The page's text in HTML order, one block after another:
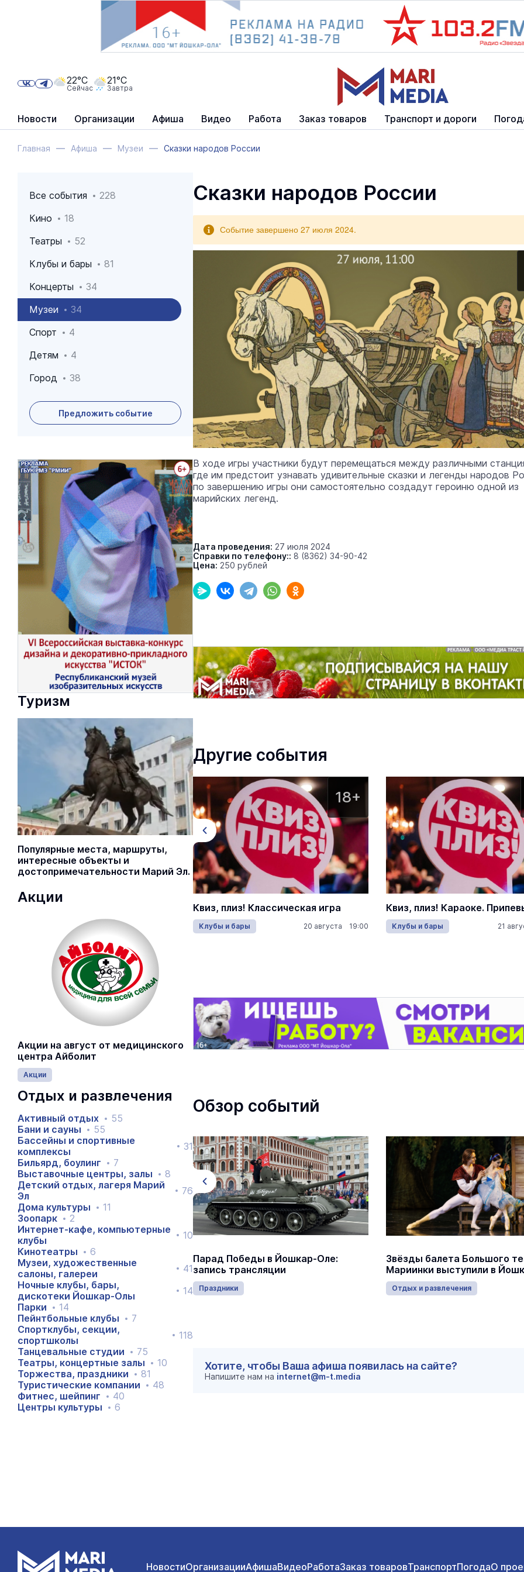
Новости Организации Афиша Видео Работа Заказ товаров Транспорт и дороги
22°C
Сейчас
21°C
Завтра
Главная Афиша Музеи Сказки народов России
Все события
228
Кино
18
Театры
52
Клубы и бары
81
Концерты
34
Музеи
34
Спорт
4
Детям
4
Город
38
Предложить событие
Архив событий
Туризм
Популярные места, маршруты,
интересные объекты и
достопримечательности Марий Эл.
Акции
Акции на август от медицинского
центра Айболит
Акции
Отдых и развлечения
Активный отдых
55
Бани и сауны
55
Бассейны и спортивные
комплексы
31
Бильярд, боулинг
7
Выставочные центры, залы
8
Детский отдых, лагеря Марий
Эл
76
Дома культуры
11
Зоопарк
2
Интернет-кафе, компьютерные
клубы
10
Кинотеатры
6
Музеи, художественные
салоны, галереи
41
Ночные клубы, бары,
дискотеки Йошкар-Олы
14
Парки
14
Пейнтбольные клубы
7
Спортклубы, секции,
спортшколы
118
Танцевальные студии
75
Театры, концертные залы
10
Торжества, праздники
81
Туристические компании
48
Фитнес, шейпинг
40
Центры культуры
6
Сказки народов России
Событие завершено 27 июля 2024.
В ходе игры участники будут перемещаться между различными
где им предстоит узнавать удивительные сказки и легенды народов
по завершению игры они самостоятельно создадут героиню одной из
марийских легенд.
Дата проведения: 27 июля 2024
Справки по телефону:: 8 (8362) 34-90-42
Цена: 250 рублей
Другие события
18+
Квиз, плиз! Новички
19 августа 19:00
18+
Квиз, плиз! Классическая игра
Клубы и бары 20 августа 19:00
Квиз, плиз! Караоке.
Клубы и бары 21
Обзор событий
Йошкар-Олу закружили в
«Севастопольском вальсе»
Отдых и развлечения
Парад Победы в Йошкар-Оле:
запись трансляции
Праздники
Звёзды балета Большого
Мариинки выступили в
Отдых и развлечения
Хотите, чтобы Ваша афиша появилась на сайте?
Напишите нам на internet@m-t.media
«Солдатики называли меня мама
Марийский государственный
оперы и балета им.Э.Сапаева
проведение спектаклей,
и балетов
НовостиОрганизацииАфишаВидеоРаботаЗаказ товаровТранспортПогодаО